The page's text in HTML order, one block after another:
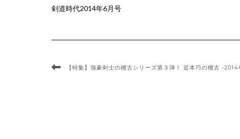
剣道時代2014年6月号
【特集】強豪剣士の稽古シリーズ第３弾！ 近本巧の稽古 -